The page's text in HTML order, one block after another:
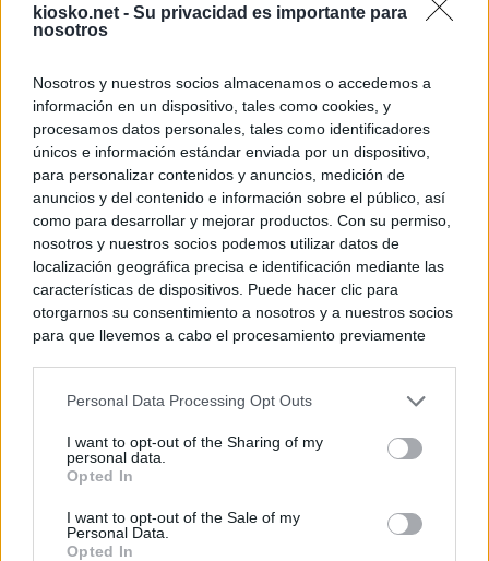
kiosko.net - Su privacidad es importante para
nosotros
Nosotros y nuestros socios almacenamos o accedemos a
información en un dispositivo, tales como cookies, y
procesamos datos personales, tales como identificadores
únicos e información estándar enviada por un dispositivo,
para personalizar contenidos y anuncios, medición de
anuncios y del contenido e información sobre el público, así
como para desarrollar y mejorar productos. Con su permiso,
nosotros y nuestros socios podemos utilizar datos de
localización geográfica precisa e identificación mediante las
características de dispositivos. Puede hacer clic para
otorgarnos su consentimiento a nosotros y a nuestros socios
para que llevemos a cabo el procesamiento previamente
negar su consentimiento. Tenga en cuenta que algún
de su consentimiento, pero usted tiene el derecho de
rechazar tal procesamiento. Sus preferencias se aplicarán
cualquier momento entrando de nuevo en este sitio web o
visitando nuestra política de privacidad.
Personal Data Processing Opt Outs
I want to opt-out of the Sharing of my
personal data.
Opted In
I want to opt-out of the Sale of my
Personal Data.
Opted In